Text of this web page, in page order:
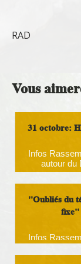
RAD
Vous
31 octobre:
Infos
autour du
"Oubliés du
fixe"
Infos